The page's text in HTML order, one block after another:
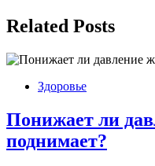
Related Posts
Здоровье
Понижает ли
поднимает?